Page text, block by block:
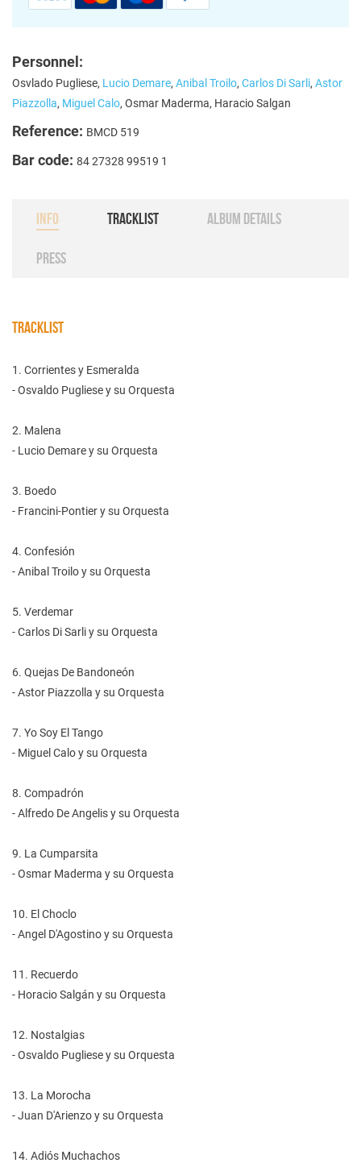
Personnel:
Osvlado Pugliese, Lucio Demare, Anibal Troilo, Carlos Di Sarli, Astor
Piazzolla, Miguel Calo, Osmar Maderma, Haracio Salgan
Reference: BMCD 519
Bar code: 84 27328 99519 1
INFO TRACKLIST ALBUM DETAILS
PRESS
TRACKLIST
1. Corrientes y Esmeralda
- Osvaldo Pugliese y su Orquesta
2. Malena
- Lucio Demare y su Orquesta
3. Boedo
- Francini-Pontier y su Orquesta
4. Confesión
- Anibal Troilo y su Orquesta
5. Verdemar
- Carlos Di Sarli y su Orquesta
6. Quejas De Bandoneón
- Astor Piazzolla y su Orquesta
7. Yo Soy El Tango
- Miguel Calo y su Orquesta
8. Compadrón
- Alfredo De Angelis y su Orquesta
9. La Cumparsita
- Osmar Maderma y su Orquesta
10. El Choclo
- Angel D'Agostino y su Orquesta
11. Recuerdo
- Horacio Salgán y su Orquesta
12. Nostalgias
- Osvaldo Pugliese y su Orquesta
13. La Morocha
- Juan D'Arienzo y su Orquesta
14. Adiós Muchachos